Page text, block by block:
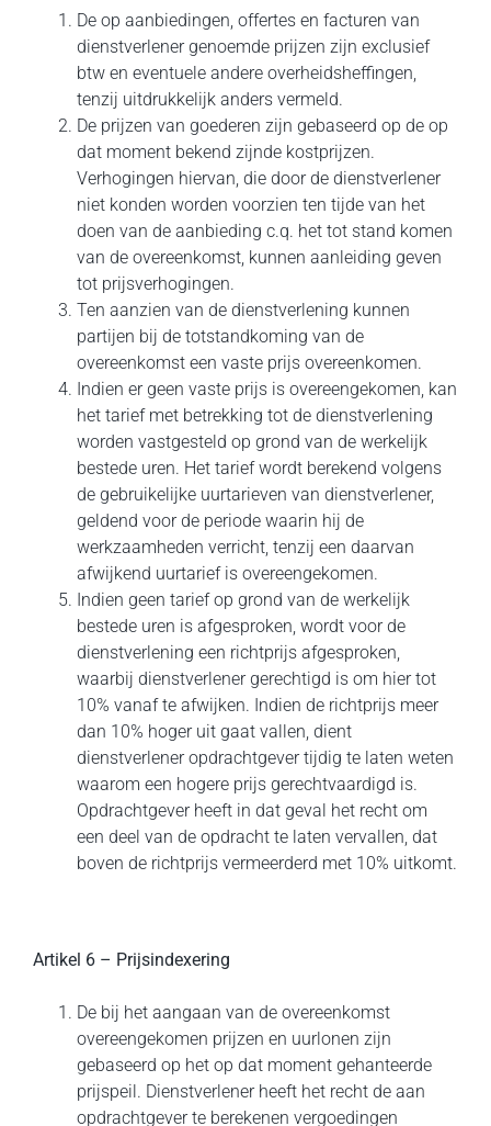
De op aanbiedingen, offertes en facturen van
dienstverlener genoemde prijzen zijn exclusief
btw en eventuele andere overheidsheffingen,
tenzij uitdrukkelijk anders vermeld.
De prijzen van goederen zijn gebaseerd op de op
dat moment bekend zijnde kostprijzen.
Verhogingen hiervan, die door de dienstverlener
niet konden worden voorzien ten tijde van het
doen van de aanbieding c.q. het tot stand komen
van de overeenkomst, kunnen aanleiding geven
tot prijsverhogingen.
Ten aanzien van de dienstverlening kunnen
partijen bij de totstandkoming van de
overeenkomst een vaste prijs overeenkomen.
Indien er geen vaste prijs is overeengekomen, kan
het tarief met betrekking tot de dienstverlening
worden vastgesteld op grond van de werkelijk
bestede uren. Het tarief wordt berekend volgens
de gebruikelijke uurtarieven van dienstverlener,
geldend voor de periode waarin hij de
werkzaamheden verricht, tenzij een daarvan
afwijkend uurtarief is overeengekomen.
Indien geen tarief op grond van de werkelijk
bestede uren is afgesproken, wordt voor de
dienstverlening een richtprijs afgesproken,
waarbij dienstverlener gerechtigd is om hier tot
10% vanaf te afwijken. Indien de richtprijs meer
dan 10% hoger uit gaat vallen, dient
dienstverlener opdrachtgever tijdig te laten weten
waarom een hogere prijs gerechtvaardigd is.
Opdrachtgever heeft in dat geval het recht om
een deel van de opdracht te laten vervallen, dat
boven de richtprijs vermeerderd met 10% uitkomt.
Artikel 6 – Prijsindexering
De bij het aangaan van de overeenkomst
overeengekomen prijzen en uurlonen zijn
gebaseerd op het op dat moment gehanteerde
prijspeil. Dienstverlener heeft het recht de aan
opdrachtgever te berekenen vergoedingen